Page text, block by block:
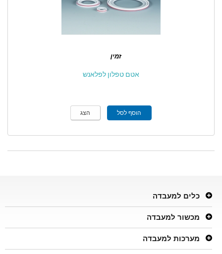
זמין
אטם טפלון לפלאנש
הוסף לסל הצג
כלים למעבדה
מכשור למעבדה
מערכות למעבדה